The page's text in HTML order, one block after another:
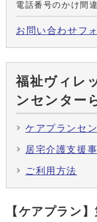
電話番号のかけ間
お問い合わせフ
福祉ヴィレ
ンセンター
ケアプランセ
居宅介護支援
ご利用方法
【ケアプラン